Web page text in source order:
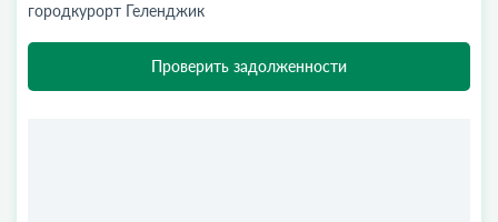
городкурорт Геленджик
Проверить задолженности